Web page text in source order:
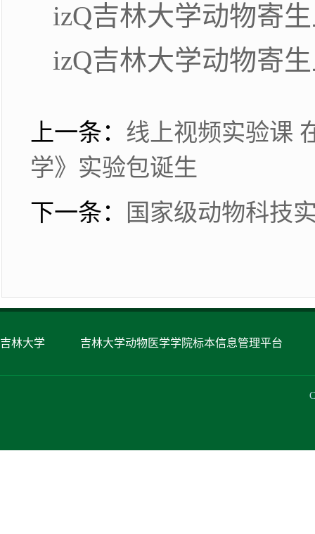
izQ吉林大学动物寄
izQ吉林大学动物寄
上一条： 线上视频实验课
学》实验包诞生
下一条：
国家级动物科技
吉林大学 吉林大学动物医学学院标本信息管理平台